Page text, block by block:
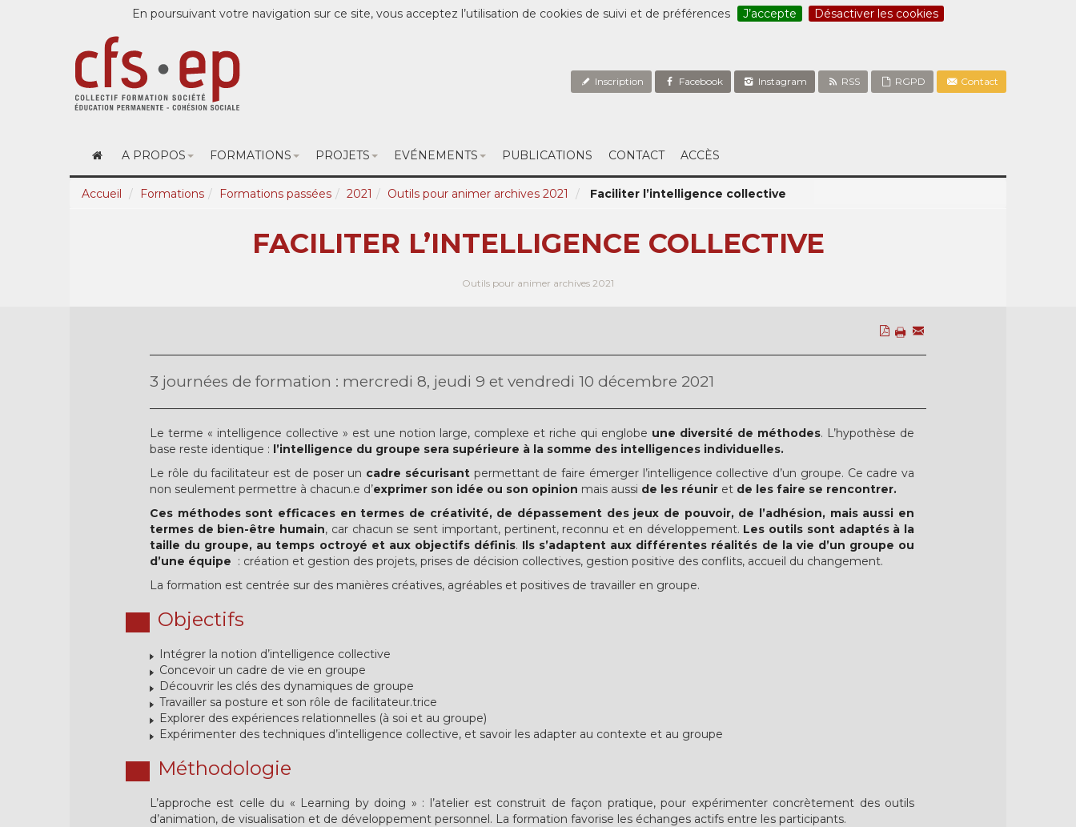
En poursuivant votre navigation sur ce site, vous acceptez l’utilisation de cookies de suivi et de préférences J’accepte Désactiver les cookies
Inscription Facebook Instagram RSS RGPD Contact
A PROPOS FORMATIONS PROJETS EVÉNEMENTS PUBLICATIONS CONTACT ACCÈS
Accueil Formations Formations passées 2021 Outils pour animer archives 2021 Faciliter l’intelligence collective
FACILITER L’INTELLIGENCE COLLECTIVE
Outils pour animer archives 2021
3 journées de formation : mercredi 8, jeudi 9 et vendredi 10 décembre 2021
Le terme « intelligence collective » est une notion large, complexe et riche qui englobe une diversité de méthodes. L’hypothèse de
base reste identique : l’intelligence du groupe sera supérieure à la somme des intelligences individuelles.
Le rôle du facilitateur est de poser un cadre sécurisant permettant de faire émerger l’intelligence collective d’un groupe. Ce cadre va
non seulement permettre à chacun.e d’exprimer son idée ou son opinion mais aussi de les réunir et de les faire se rencontrer.
Ces méthodes sont efficaces en termes de créativité, de dépassement des jeux de pouvoir, de l’adhésion, mais aussi en
termes de bien-être humain, car chacun se sent important, pertinent, reconnu et en développement. Les outils sont adaptés à la
taille du groupe, au temps octroyé et aux objectifs définis. Ils s’adaptent aux différentes réalités de la vie d’un groupe ou
d’une équipe : création et gestion des projets, prises de décision collectives, gestion positive des conflits, accueil du changement.
La formation est centrée sur des manières créatives, agréables et positives de travailler en groupe.
Objectifs
Intégrer la notion d’intelligence collective
Concevoir un cadre de vie en groupe
Découvrir les clés des dynamiques de groupe
Travailler sa posture et son rôle de facilitateur.trice
Explorer des expériences relationnelles (à soi et au groupe)
Expérimenter des techniques d’intelligence collective, et savoir les adapter au contexte et au groupe
Méthodologie
L’approche est celle du « Learning by doing » : l’atelier est construit de façon pratique, pour expérimenter concrètement des outils
d’animation, de visualisation et de développement personnel. La formation favorise les échanges actifs entre les participants.